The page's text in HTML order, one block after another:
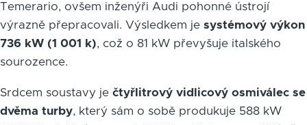
Temerario, ovšem inženýři Audi pohonné ústrojí
výrazně přepracovali. Výsledkem je systémový výkon
736 kW (1 001 k), což o 81 kW převyšuje italského
sourozence.
Srdcem soustavy je čtyřlitrový vidlicový osmiválec se
dvěma turby, který sám o sobě produkuje 588 kW